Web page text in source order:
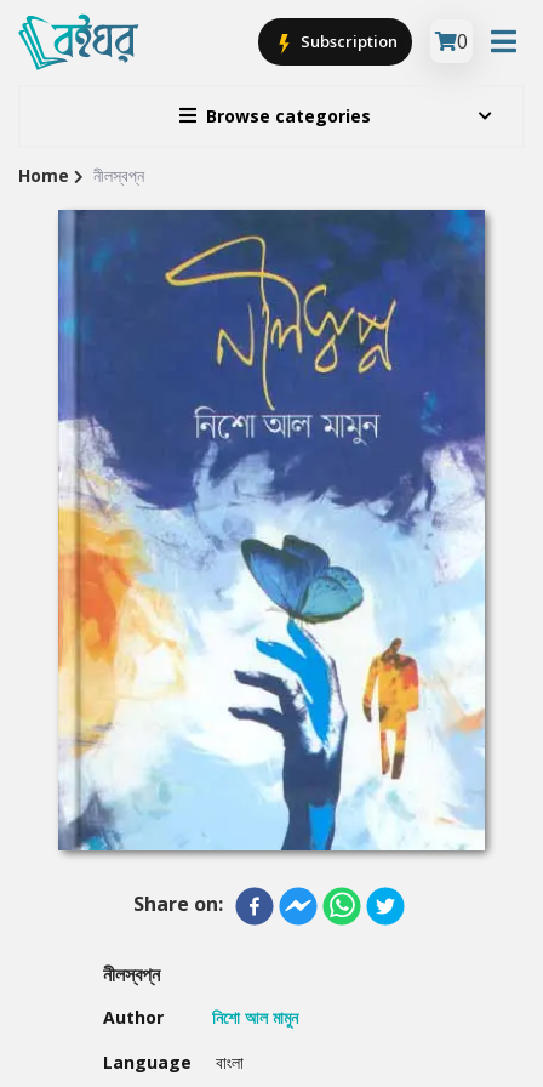
Browse categories
Subscription 0
Site
Breadcrumb
Home নীলস্বপ্ন
Share on:
নীলস্বপ্ন
Author
নিশো আল মামুন
Language
বাংলা